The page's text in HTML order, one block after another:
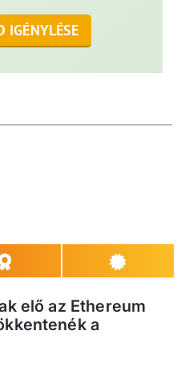
IGÉNYLÉSE
elő az Ethereum
a